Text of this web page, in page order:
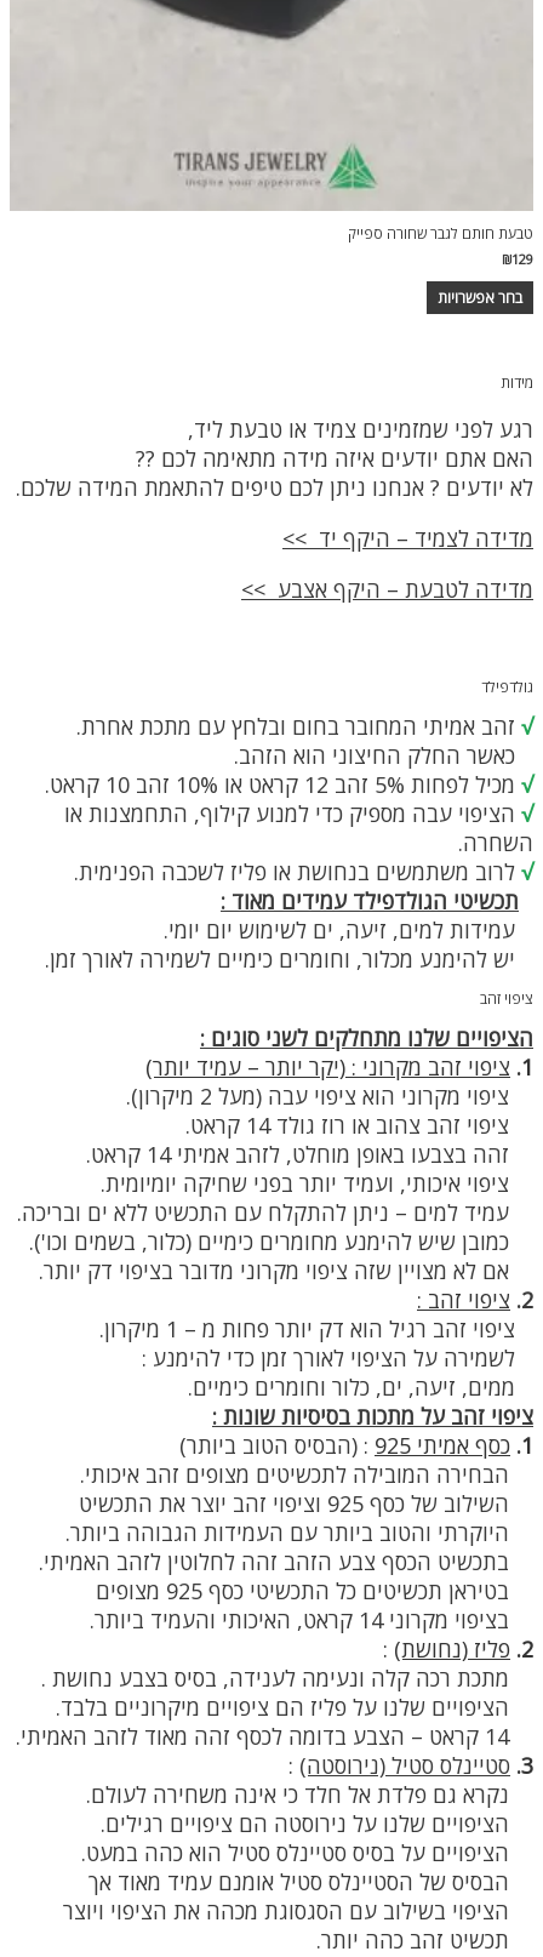
טבעת חותם לגבר שחורה ספייק
₪129
בחר אפשרויות
למוצר
את
האפשרויות
בעמוד
המוצר
מידות
רגע לפני שמזמינים צמיד או טבעת ליד,
האם אתם יודעים איזה מידה מתאימה לכם ??
לא יודעים ? אנחנו ניתן לכם טיפים להתאמת המידה שלכם.
מדידה לצמיד – היקף יד >>
מדידה לטבעת – היקף אצבע >>
גולדפילד
√ זהב אמיתי המחובר בחום ובלחץ עם מתכת אחרת.
כאשר החלק החיצוני הוא הזהב.
√ מכיל לפחות 5% זהב 12 קראט או 10% זהב 10 קראט.
√ הציפוי עבה מספיק כדי למנוע קילוף, התחמצנות או
השחרה.
√ לרוב משתמשים בנחושת או פליז לשכבה הפנימית.
תכשיטי הגולדפילד עמידים מאוד :
עמידות למים, זיעה, ים לשימוש יום יומי.
יש להימנע מכלור, וחומרים כימיים לשמירה לאורך זמן.
ציפוי זהב
הציפויים שלנו מתחלקים לשני סוגים :
1. ציפוי זהב מקרוני : (יקר יותר – עמיד יותר)
ציפוי מקרוני הוא ציפוי עבה (מעל 2 מיקרון).
ציפוי זהב צהוב או רוז גולד 14 קראט.
זהה בצבעו באופן מוחלט, לזהב אמיתי 14 קראט.
ציפוי איכותי, ועמיד יותר בפני שחיקה יומיומית.
עמיד למים – ניתן להתקלח עם התכשיט ללא ים ובריכה.
כמובן שיש להימנע מחומרים כימיים (כלור, בשמים וכו').
אם לא מצויין שזה ציפוי מקרוני מדובר בציפוי דק יותר.
2. ציפוי זהב :
ציפוי זהב רגיל הוא דק יותר פחות מ – 1 מיקרון.
לשמירה על הציפוי לאורך זמן כדי להימנע :
ממים, זיעה, ים, כלור וחומרים כימיים.
ציפוי זהב על מתכות בסיסיות שונות :
1. כסף אמיתי 925 : (הבסיס הטוב ביותר)
הבחירה המובילה לתכשיטים מצופים זהב איכותי.
השילוב של כסף 925 וציפוי זהב יוצר את התכשיט
היוקרתי והטוב ביותר עם העמידות הגבוהה ביותר.
בתכשיט הכסף צבע הזהב זהה לחלוטין לזהב האמיתי.
בטיראן תכשיטים כל התכשיטי כסף 925 מצופים
בציפוי מקרוני 14 קראט, האיכותי והעמיד ביותר.
2. פליז (נחושת) :
מתכת רכה קלה ונעימה לענידה, בסיס בצבע נחושת .
הציפויים שלנו על פליז הם ציפויים מיקרוניים בלבד.
14 קראט – הצבע בדומה לכסף זהה מאוד לזהב האמיתי.
3. סטיינלס סטיל (נירוסטה) :
נקרא גם פלדת אל חלד כי אינה משחירה לעולם.
הציפויים שלנו על נירוסטה הם ציפויים רגילים.
הציפויים על בסיס סטיינלס סטיל הוא כהה במעט.
הבסיס של הסטיינלס סטיל אומנם עמיד מאוד אך
הציפוי בשילוב עם הסגסוגת מכהה את הציפוי ויוצר
תכשיט זהב כהה יותר.